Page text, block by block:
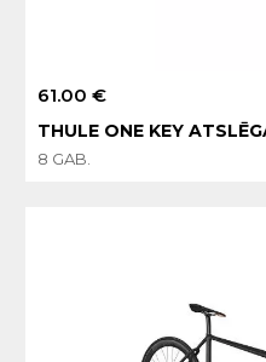
61.00 €
THULE ONE KEY
8 GAB.